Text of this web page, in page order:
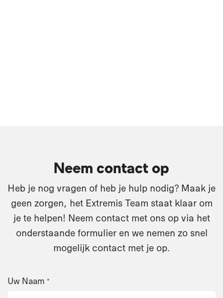
Neem contact op
Heb je nog vragen of heb je hulp nodig? Maak je
geen zorgen, het Extremis Team staat klaar om
je te helpen! Neem contact met ons op via het
onderstaande formulier en we nemen zo snel
mogelijk contact met je op.
Uw Naam *